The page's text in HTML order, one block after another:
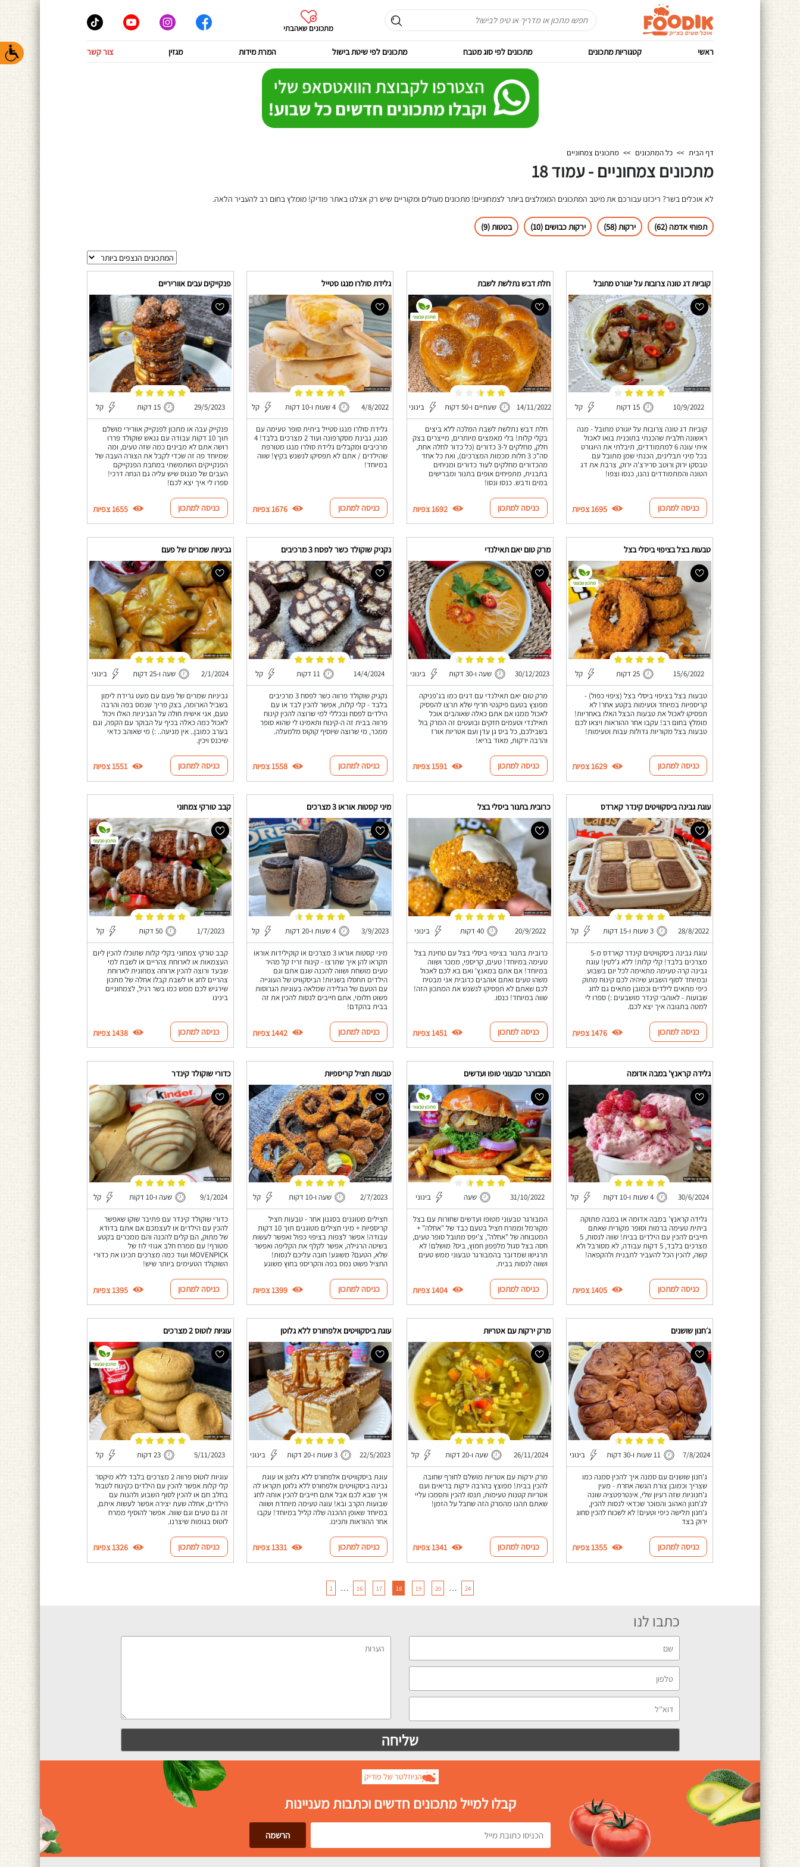
מתכונים שאהבתי
ראשי קטגוריות מתכונים מתכונים לפי סוג מטבח מתכונים לפי שיטת בישול המרת מידות מגזין צור קשר
דף הבית >> כל המתכונים >> מתכונים צמחוניים
מתכונים צמחוניים - עמוד 18
לא אוכלים בשר? ריכזנו עבורכם את מיטב המתכונים המומלצים ביותר לצמחוניים! מתכונים מעולים ומקוריים שיש רק אצלנו באתר פודיק! מומלץ בחום רב להעביר הלאה.
תפוחי אדמה (62) ירקות (58) ירקות כבושים (10) בטטות (9)
קוביות דג טונה צרובות על יוגורט מתובל
10/9/2022 15 דקות קל
קוביות דג טונה צרובות על יוגורט מתובל - מנה
ראשונה חלבית שהכנתי בתוכנית בואו לאכול
איתי עונה 6 למתמודדים, תיבלתי את היוגורט
בכל מיני תבלינים, הכנתי שמן מתובל עם
טבסקו ירוק ורוטב סרירצ'ה ירוק, צרבת את דג
הטונה והמתמודדים נהנו, כנסו וצפו!
כניסה למתכון 1695 צפיות
חלת דבש נתלשת לשבת
14/11/2022 שעתיים ו-50 דקות בינוני
חלת דבש נתלשת לשבת המלכה ללא ביצים
בקלי קלות! בלי מאמצים מיותרים, מייצרים בצק
חלק, מחלקים ל-3 כדורים (כל כדור לחלה אחת,
סה"כ 3 חלות מכמות המצרכים), ואת כל אחד
מהכדורים מחלקים לעוד כדורים ומניחים
בתבנית, מתפיחים אופים בתנור ומברישים
במים ודבש. כנסו ונסו!
מתכון טבעוני
כניסה למתכון 1692 צפיות
גלידת סולרו מנגו סטייל
4/8/2022 4 שעות ו-10 דקות קל
גלידת סולרו מנגו סטייל ביתית סופר טעימה עם
מנגו, גבינת מסקרפונה ועוד 2 מצרכים בלבד! 4
מרכיבים ומקבלים גלידת סולרו מנגו מטורפת
שהילדים / אתם לא תפסיקו לנשנש בקיץ! שווה
במיוחד!
כניסה למתכון 1676 צפיות
פנקייקים עבים אווריריים
29/5/2023 15 דקות קל
פנקייק עבה או מתכון לפנקייק אוורירי מושלם
תוך 10 דקות עבודה עם גנאש שוקולד פררו
רושה אתם לא מבינים כמה שזה טעים, ומה
שמיוחד פה זה שכדי לקבל את הצורה העבה של
הפנקייקים השתמשתי במחבת הפנקייקם
העבים של מגנוס שיש עליה גם הנחה דרכי!
ספרו לי איך יצא לכם!
כניסה למתכון 1655 צפיות
טבעות בצל בציפוי ביסלי בצל
15/6/2022 25 דקות קל
טבעות בצל בציפוי ביסלי בצל (ציפוי כפול) -
קריספיות במיוחד וטעימות בקטע אחר! לא
תפסיקו לאכול את טבעות הבצל האלו באחריות!
מומלץ בחום רב! עקבו אחר ההוראות ויצאו לכם
טבעות בצל מקוריות גדולות עבות וטעימות!
מתכון טבעוני
כניסה למתכון 1629 צפיות
מרק טום יאם תאילנדי
30/12/2023 שעה ו-30 דקות בינוני
מרק טום יאם תאילנדי עם דגים כמו בג'פניקה
מפוצץ בטעם פיקנטי חריף שלא תרצו להפסיק
לאכול ממנו אם אתם כאלה שאוהבים אוכל
תאילנדי וטעמים חזקים ובועטים זה המרק בול
בשבילכם, כל ביס גן עדן ועם אטריות אורז
והרבה ירקות, מאוד בריא!
כניסה למתכון 1591 צפיות
נקניק שוקולד כשר לפסח 3 מרכיבים
14/4/2024 11 דקות קל
נקניק שוקולד פרווה כשר לפסח 3 מרכיבים
בלבד - קלי קלות, אפשר להכין לבד או עם
הילדים לפסח ובכללי למי שרוצה להכין קינוח
פרווה בבית זה ה-קינוח ותאמינו לי שהוא סופר
ממכר, מי שרוצה שיוסיף קוקוס מלמעלה.
כניסה למתכון 1558 צפיות
גביניות שמרים של פעם
2/1/2024 שעה ו-25 דקות בינוני
גביניות שמרים של פעם עם מעט גרידת לימון
בשביל הארומה, בצק פריך שנמס בפה והרבה
טעם, אני אישית חולה על הגביניות האלו ויכול
לאכול כמה כאלה בכיף על הבוקר עם הקפה, וגם
בערב כמובן.. אין מניעה.. :) מי שאוהב כדאי
שיכנס ויכין.
כניסה למתכון 1551 צפיות
עוגת גבינה ביסקוויטים קינדר קארדס
28/8/2022 3 שעות ו-15 דקות קל
עוגת גבינה ביסקוויטים קינדר קארדס מ-5
מצרכים בלבד! קלי קלות! ללא ג'לטין! עוגת
גבינה קרה טעימה מתאימה לכל יום בשבוע
ובמיוחד לסוף השבוע שיהיה לכם קינוח מתוק
כיפי מתאים לילדים וכמובן מתאים גם לחג
שבועות - לאוהבי קינדר מושבעים :) ספרו לי
למטה בתגובה איך יצא לכם.
כניסה למתכון 1476 צפיות
כרובית בתנור ביסלי בצל
20/9/2022 40 דקות בינוני
כרובית בתנור בציפוי ביסלי בצל עם טחינת בצל
טעימה במיוחד! טעים, קריספי, ממכר ושווה
במיוחד! אם אתם במאנץ' ואם בא לכם לאכול
משהו טעים ואתם אוהבים כרובית אני מבטיח
לכם שאתם לא תפסיקו לנשנש את המתכון הזה!
שווה במיוחד! כנסו.
כניסה למתכון 1451 צפיות
מיני קסטות אוראו 3 מצרכים
3/9/2023 4 שעות ו-20 דקות קל
מיני קסטות אוראו 3 מצרכים או קוקילידות אוראו
תקראו להן איך שתרצו - קינוח זריז קל מהיר
טעים מושחת ושווה להכנה שגם אתם וגם
הילדים תחסלו בשניות! הביסקוויט של העוגייה
עם הטעם של הגלידה שמלאה בעוגיות הגרוסות
פשוט חלומי, אתם חייבים לנסות להכין את זה
בבית בהקדם!
כניסה למתכון 1442 צפיות
קבב טורקי צמחוני
1/7/2023 50 דקות קל
קבב טורקי צמחוני בקלי קלות שתוכלו להכין ליום
העצמאות או לארוחת צהריים או לשבת למי
שבעד ורוצה להכין ארוחה צמחונית לארוחת
צהריים לחג או לשבת קבלו אחלה של מתכון
שירגיש לכם ממש כמו בשר רגיל, לצמחוניים
בינינו
מתכון טבעוני
כניסה למתכון 1438 צפיות
גלידה קראנץ' במבה אדומה
30/6/2024 4 שעות ו-10 דקות קל
גלידה קראנץ' במבה אדומה או במבה מתוקה
ביתית טעימה ברמות וסופר מקורית שאתם
חייבים להכין עם הילדים בבית! שווה לנסות, 5
מצרכים בלבד, 5 דקות עבודה, לא מסורבל ולא
קשה, להכין הכל להעביר לתבנית ולהקפאה!
כניסה למתכון 1405 צפיות
המבורגר טבעוני טופו ועדשים
31/10/2022 שעה בינוני
המבורגר טבעוני מטופו ועדשים שחורות עם בצל
מקורמל וממרח חציל בטעם כבד של "אחלה" +
המטבוחה של "אחלה", צ'יפס מתובל סופר טעים,
חסה בצל סגול מלפפון חמוץ, ביס? מושלם! לא
תרגישו שמדובר בהמבורגר טבעוני ממש טעים
ושווה לנסות בבית.
מתכון טבעוני
כניסה למתכון 1404 צפיות
טבעות חציל קריספיות
2/7/2023 שעה ו-10 דקות קל
חצילים מטוגנים בסגנון אחר - טבעות חציל
קריספיות + מיני חצילים מטוגנים תוך 10 דקות
עבודה! אפשר לצפות בציפוי כפול ואפשר לעשות
בשיטה הרגילה, אפשר לקלף את הקליפה ואפשר
שלא, הטעם? משוגע! חובה עליכם לנסות!
החציל פשוט נמס בפה והקריספ בחוץ משוגע
כניסה למתכון 1399 צפיות
כדורי שוקולד קינדר
9/1/2024 שעה ו-10 דקות קל
כדורי שוקולד קינדר עם פתיבר שוקו שאפשר
להכין עם הילדים או לעצמכם אם אתם בדודא
של מתוק, הם קלים להכנה והם ממכרים בקטע
מטורף! עם ממרח חלב אגוזי לוז של
MOVENPICK ועוד כמה מצרכים תכינו את כדורי
השוקולד הטעימים ביותר שיש!
כניסה למתכון 1395 צפיות
ג׳חנון שושנים
7/8/2024 11 שעות ו-30 דקות בינוני
ג'חנון שושנים עם סמנה איך להכין סמנה כמו
שצריך וכמובן צורת הגשה אחרת - מעין
ג'חנוניות שזה רעיון שלי, אינטרפטציה שונה
לג'חנון האהוב והמוכר שכדאי לנסות להכין,
ג'חנון תלישה כיפי וטעים! לא לשכוח להכין סחוג
ירוק בצד
כניסה למתכון 1355 צפיות
מרק ירקות עם אטריות
26/11/2024 שעה ו-20 דקות קל
מרק ירקות עם אטריות מושלם לחורף שחובה
להכין בבית! מפוצץ בהרבה ירקות בריאים ועם
אטריות קטנות טעימות, תנסו להכין ותסמכו עליי
שאתם תהנו מהמרק הזה שחבל על הזמן!
כניסה למתכון 1341 צפיות
עוגת ביסקוויטים אלפחורס ללא גלוטן
22/5/2023 3 שעות ו-20 דקות בינוני
עוגת ביסקוויטים אלפחורס ללא גלוטן או עוגת
גבינה ביסקוויטים אלפחורס ללא גלוטן תקראו לה
איך שבא לכם אבל אתם חייבים להכין אותה לחג
שבועות הקרב ובא! עוגה טעימה מיוחדת ושווה
במיוחד שאופן ההכנה שלה קליל במיוחד! עקבו
אחר ההוראות ותכינו.
כניסה למתכון 1331 צפיות
עוגיות לוטוס 2 מצרכים
5/11/2023 23 דקות קל
עוגיות לוטוס פרווה 2 מצרכים בלבד ללא מיקסר
קלי קלות אפשר להכין עם הילדים כקינוח לטבול
בחלב חם או להכין לסוף השבוע ולהנות עם
הילדים, אחלה שעת יצירה אפשר לעשות איתם,
זה גם טעים וגם שווה. אפשר להוסיף ממרח
לוטוס בגומות שיצרנו.
מתכון טבעוני
כניסה למתכון 1326 צפיות
1 … 16 17 18 19 20 … 24
כתבו לנו
הניוזלטר של פודיק
קבלו למייל מתכונים חדשים וכתבות מעניינות